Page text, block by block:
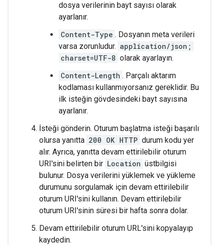
dosya verilerinin bayt sayısı olarak
ayarlanır.
Content-Type . Dosyanın meta verileri
varsa zorunludur. application/json;
charset=UTF-8 olarak ayarlayın.
Content-Length . Parçalı aktarım
kodlaması kullanmıyorsanız gereklidir. Bu
ilk isteğin gövdesindeki bayt sayısına
ayarlanır.
İsteği gönderin. Oturum başlatma isteği başarılı
olursa yanıtta 200 OK HTTP durum kodu yer
alır. Ayrıca, yanıtta devam ettirilebilir oturum
URI'sini belirten bir Location üstbilgisi
bulunur. Dosya verilerini yüklemek ve yükleme
durumunu sorgulamak için devam ettirilebilir
oturum URI'sini kullanın. Devam ettirilebilir
oturum URI'sinin süresi bir hafta sonra dolar.
Devam ettirilebilir oturum URL'sini kopyalayıp
kaydedin.